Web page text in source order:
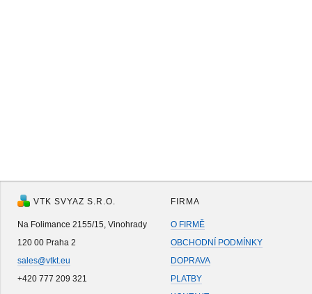
VTK SVYAZ S.R.O.
Na Folimance 2155/15, Vinohrady
120 00 Praha 2
sales@vtkt.eu
+420 777 209 321
FIRMA
O FIRMĚ
OBCHODNÍ PODMÍNKY
DOPRAVA
PLATBY